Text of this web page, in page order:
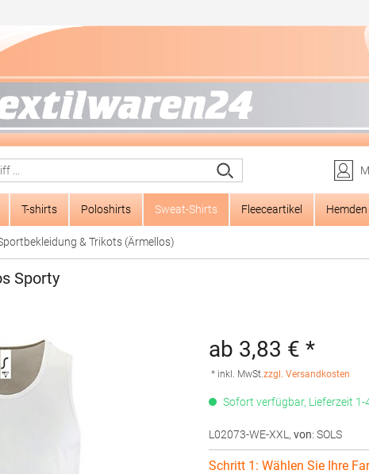
T-shirts Poloshirts Sweat-Shirts Fleeceartikel
& Trikots (Ärmellos)
Sporty
ab 3,83 € *
* inkl. MwSt.zzgl. Versandkosten
Sofort verfügbar, Lieferzeit 1-
L02073-WE-XXL , von: SOLS
Schritt 1: Wählen Sie Ihre